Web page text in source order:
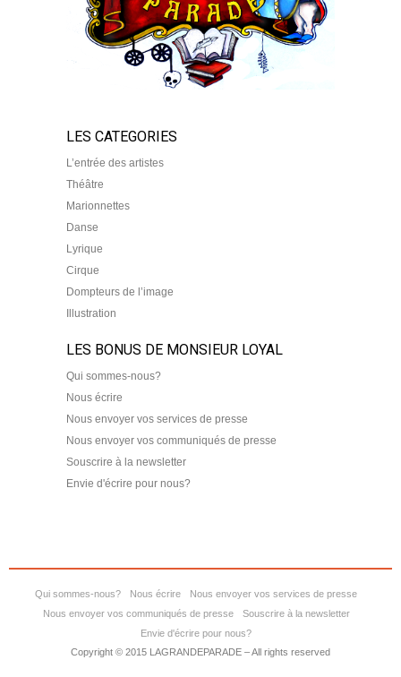
LES CATEGORIES
L’entrée des artistes
Théâtre
Marionnettes
Danse
Lyrique
Cirque
Dompteurs de l’image
Illustration
LES BONUS DE MONSIEUR LOYAL
Qui sommes-nous?
Nous écrire
Nous envoyer vos services de presse
Nous envoyer vos communiqués de presse
Souscrire à la newsletter
Envie d'écrire pour nous?
Qui sommes-nous? Nous écrire
Nous envoyer vos services de presse
Nous envoyer vos communiqués de presse
Souscrire à la newsletter
Envie d'écrire pour nous?
Copyright © 2015 LAGRANDEPARADE – All rights reserved